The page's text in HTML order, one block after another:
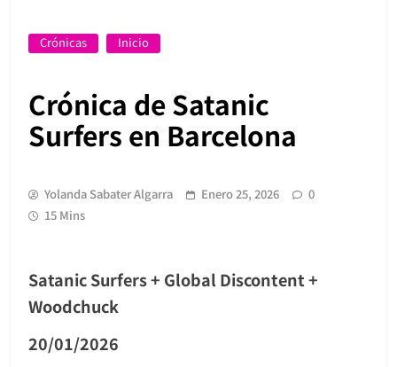
Crónicas Inicio
Crónica de Satanic
Surfers en Barcelona
Yolanda Sabater Algarra Enero 25, 2026
0
15 Mins
Satanic Surfers + Global Discontent +
Woodchuck
20/01/2026